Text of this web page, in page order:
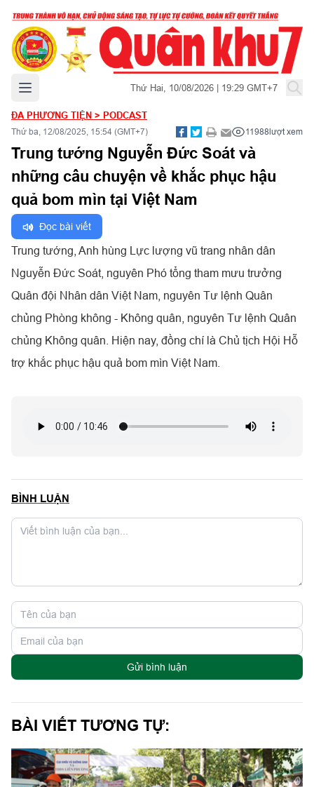
Mở menu chính Thứ Hai, 10/08/2026 | 19:29 GMT+7
ĐA PHƯƠNG TIỆN > PODCAST
Thứ ba, 12/08/2025, 15:54 (GMT+7) 11988lượt xem
Trung tướng Nguyễn Đức Soát và
những câu chuyện về khắc phục hậu
quả bom mìn tại Việt Nam
Đọc bài viết
Trung tướng, Anh hùng Lực lượng vũ trang nhân dân
Nguyễn Đức Soát, nguyên Phó tổng tham mưu trưởng
Quân đội Nhân dân Việt Nam, nguyên Tư lệnh Quân
chủng Phòng không - Không quân, nguyên Tư lệnh Quân
chủng Không quân. Hiện nay, đồng chí là Chủ tịch Hội Hỗ
trợ khắc phục hậu quả bom mìn Việt Nam.
BÌNH LUẬN
Gửi bình luận
BÀI VIẾT TƯƠNG TỰ: